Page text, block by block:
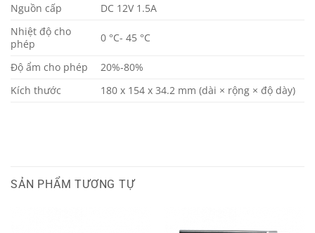
Nguồn cấp
DC 12V 1.5A
Nhiệt độ cho
phép
0 °C- 45 °C
Độ ẩm cho phép
20%-80%
Kích thước
180 x 154 x 34.2 mm (dài × rộng × độ dày)
SẢN PHẨM TƯƠNG TỰ